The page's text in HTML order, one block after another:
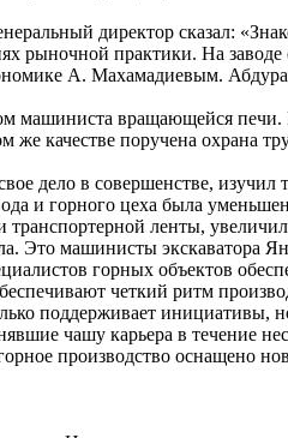
директор сказал:
рыночной практики. На заводе
А. Махамадиевым.
вращающейся печи.
качестве поручена охрана
дело в совершенстве, изучил
и горного цеха была
ленты,
Это машинисты экскаватора
горных объектов
четкий ритм
поддерживает инициативы,
чашу карьера в течение
производство оснащено